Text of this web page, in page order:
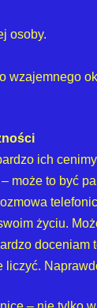
osoby.
wzajemnego
ich
może to być
życiu.